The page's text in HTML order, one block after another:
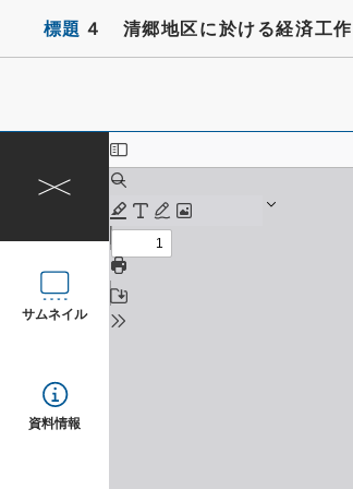
標題 ４ 清郷地区に於ける経済工作
サムネイル
資料情報